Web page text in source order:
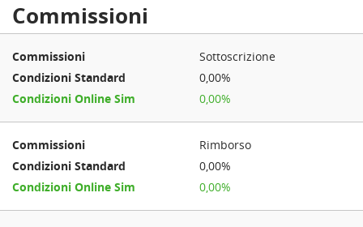
Commissioni
Sottoscrizione
0,00%
0,00%
Rimborso
0,00%
0,00%